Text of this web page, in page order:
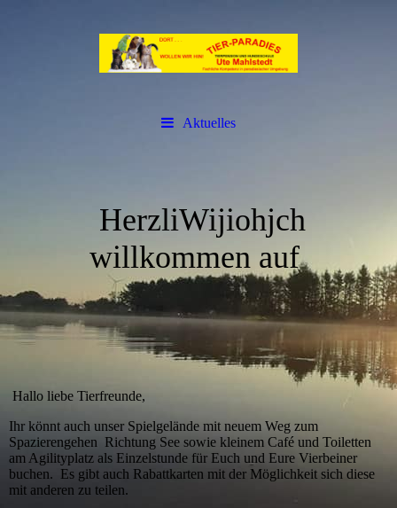
Aktuelles
HerzliWijiohjch
willkommen auf
ute
Hallo liebe Tierfreunde,
Ihr könnt auch unser Spielgelände mit neuem Weg zum
Spazierengehen Richtung See sowie kleinem Café und Toiletten
am Agilityplatz als Einzelstunde für Euch und Eure Vierbeiner
buchen. Es gibt auch Rabattkarten mit der Möglichkeit sich diese
mit anderen zu teilen.